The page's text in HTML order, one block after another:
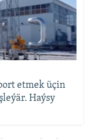
etmek üçin
Haýsy